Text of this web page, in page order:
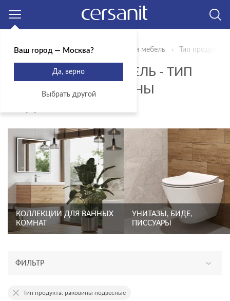
Главная Продукты Сантехника и мебель Тип продукта
САНТЕХНИКА И МЕБЕЛЬ - ТИП
ПРОДУКТА - РАКОВИНЫ
КОЛЛЕКЦИИ ДЛЯ ВАННЫХ
КОМНАТ
УНИТАЗЫ, БИДЕ,
ПИССУАРЫ
ФИЛЬТР
АССОРТИМЕНТ
Тип продукта: раковины подвесные
Ваш город — Москва?
Да, верно
Выбрать другой